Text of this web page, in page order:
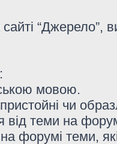
“Джерело”,
мовою.
чи
від теми на
форумі теми,